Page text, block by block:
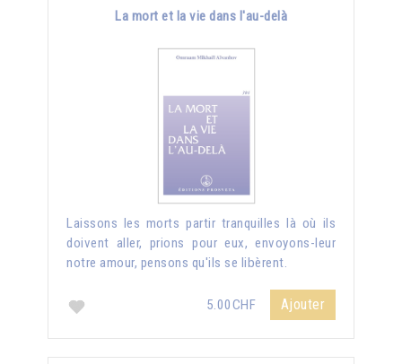
La mort et la vie dans l'au-delà
Laissons les morts partir tranquilles là où ils
doivent aller, prions pour eux, envoyons-leur
notre amour, pensons qu'ils se libèrent.
5.00CHF Ajouter